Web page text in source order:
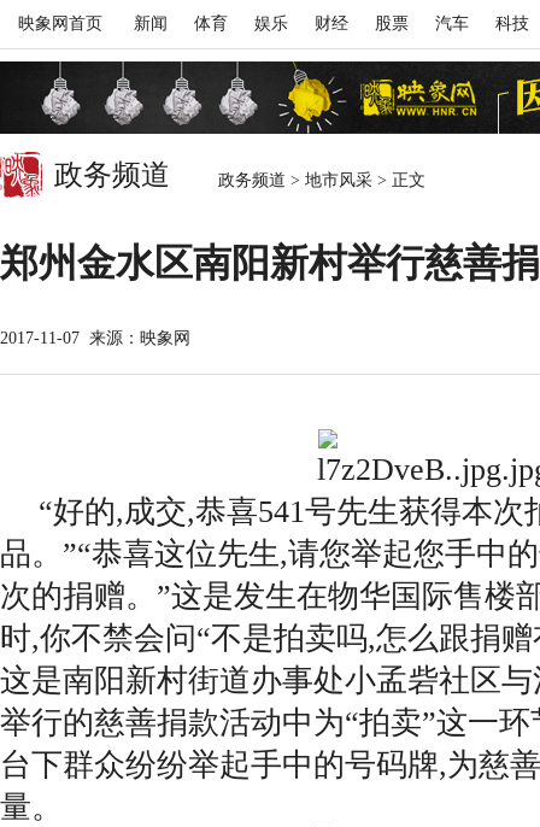
映象网首页 新闻 体育 娱乐 财经 股票 汽车 科技
政务频道 政务频道 > 地市风采 > 正文
郑州金水区南阳新村举行慈善
2017-11-07 来源：映象网
“好的,成交,恭喜541号先生获得本次
品。”“恭喜这位先生,请您举起您手中
次的捐赠。”这是发生在物华国际售楼
时,你不禁会问“不是拍卖吗,怎么跟捐
这是南阳新村街道办事处小孟砦社区
举行的慈善捐款活动中为“拍卖”这一
台下群众纷纷举起手中的号码牌,为慈
量。